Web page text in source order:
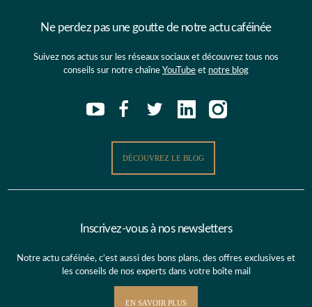
Ne perdez pas une goutte de notre actu caféinée
Suivez nos actus sur les réseaux sociaux et découvrez tous nos
conseils sur notre chaîne YouTube et notre blog
DÉCOUVREZ LE BLOG
Inscrivez-vous à nos newsletters
Notre actu caféinée, c’est aussi des bons plans, des offres exclusives et
les conseils de nos experts dans votre boîte mail
EN SAVOIR PLUS